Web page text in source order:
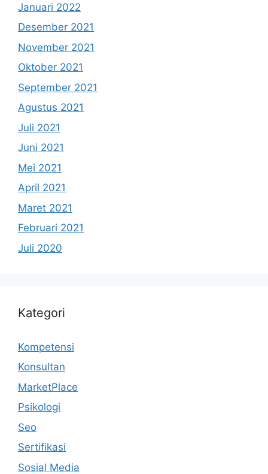
Januari 2022
Desember 2021
November 2021
Oktober 2021
September 2021
Agustus 2021
Juli 2021
Juni 2021
Mei 2021
April 2021
Maret 2021
Februari 2021
Juli 2020
Kategori
Kompetensi
Konsultan
MarketPlace
Psikologi
Seo
Sertifikasi
Sosial Media